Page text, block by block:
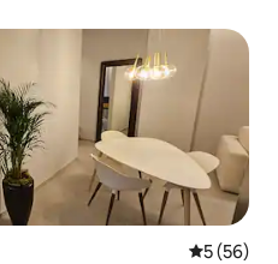
คะแนนเฉลี่
5 (56)